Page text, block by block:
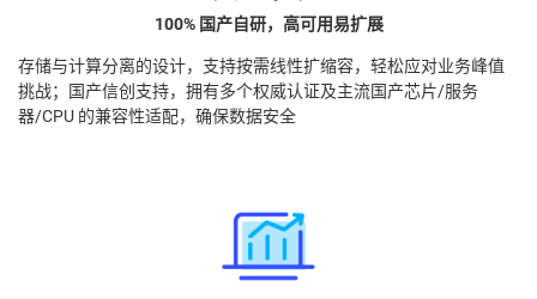
100% 国产自研，高可用易扩展
存储与计算分离的设计，支持按需线性扩缩容，轻松应对业务峰值
挑战；国产信创支持，拥有多个权威认证及主流国产芯片/服务
器/CPU 的兼容性适配，确保数据安全